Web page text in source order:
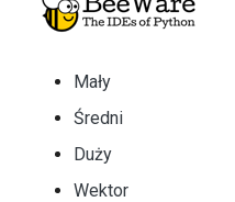
Mały
Średni
Duży
Wektor